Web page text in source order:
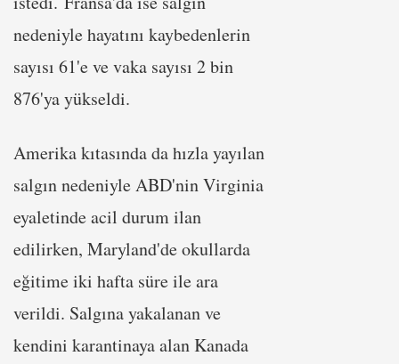
nedeniyle hayatını kaybedenlerin
sayısı 61'e ve vaka sayısı 2 bin
876'ya yükseldi.
Amerika kıtasında da hızla yayılan
salgın nedeniyle ABD'nin Virginia
eyaletinde acil durum ilan
edilirken, Maryland'de okullarda
eğitime iki hafta süre ile ara
verildi. Salgına yakalanan ve
kendini karantinaya alan Kanada